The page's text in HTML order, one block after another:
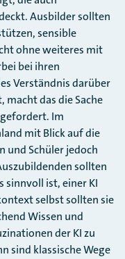
Ausbilder sollten
sensible
ohne weiteres mit
bei ihren
Verständnis darüber
das die Sache
Im
mit Blick auf die
und Schüler jedoch
sollten
sinnvoll ist, einer KI
selbst sollten sie
Wissen und
der KI zu
sind klassische Wege